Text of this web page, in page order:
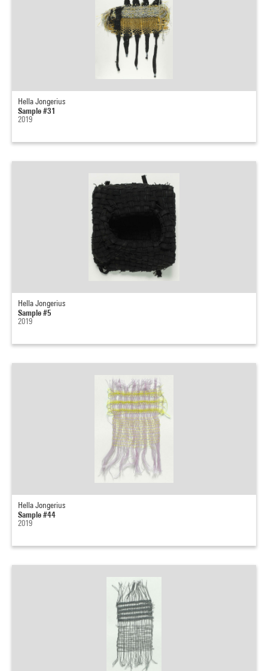
Hella Jongerius
Sample #31
2019
Hella Jongerius
Sample #5
2019
Hella Jongerius
Sample #44
2019